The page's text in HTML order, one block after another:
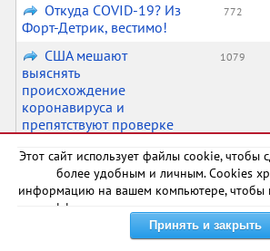
Откуда COVID-19? Из
Форт-Детрик, вестимо!
772
США мешают
выяснять
происхождение
коронавируса и
препятствуют проверке
1079
Акселерационизм #
Первая крупная победа
Байдена! Палата
представителей США
378
Этот сайт использует файлы cookie, чтобы
более удобным и личным. Cookies
информацию на вашем компьютере, чтобы
эффективность и актуальность
некоторых случаях они необходимы для
сайта.